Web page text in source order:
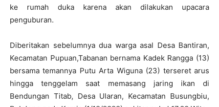
ke rumah duka karena akan dilakukan upacara
penguburan.
Diberitakan sebelumnya dua warga asal Desa Bantiran,
Kecamatan Pupuan,Tabanan bernama Kadek Rangga (13)
bersama temannya Putu Arta Wiguna (23) terseret arus
hingga tenggelam saat memasang jaring ikan di
Bendungan Titab, Desa Ularan, Kecamatan Busungbiu,